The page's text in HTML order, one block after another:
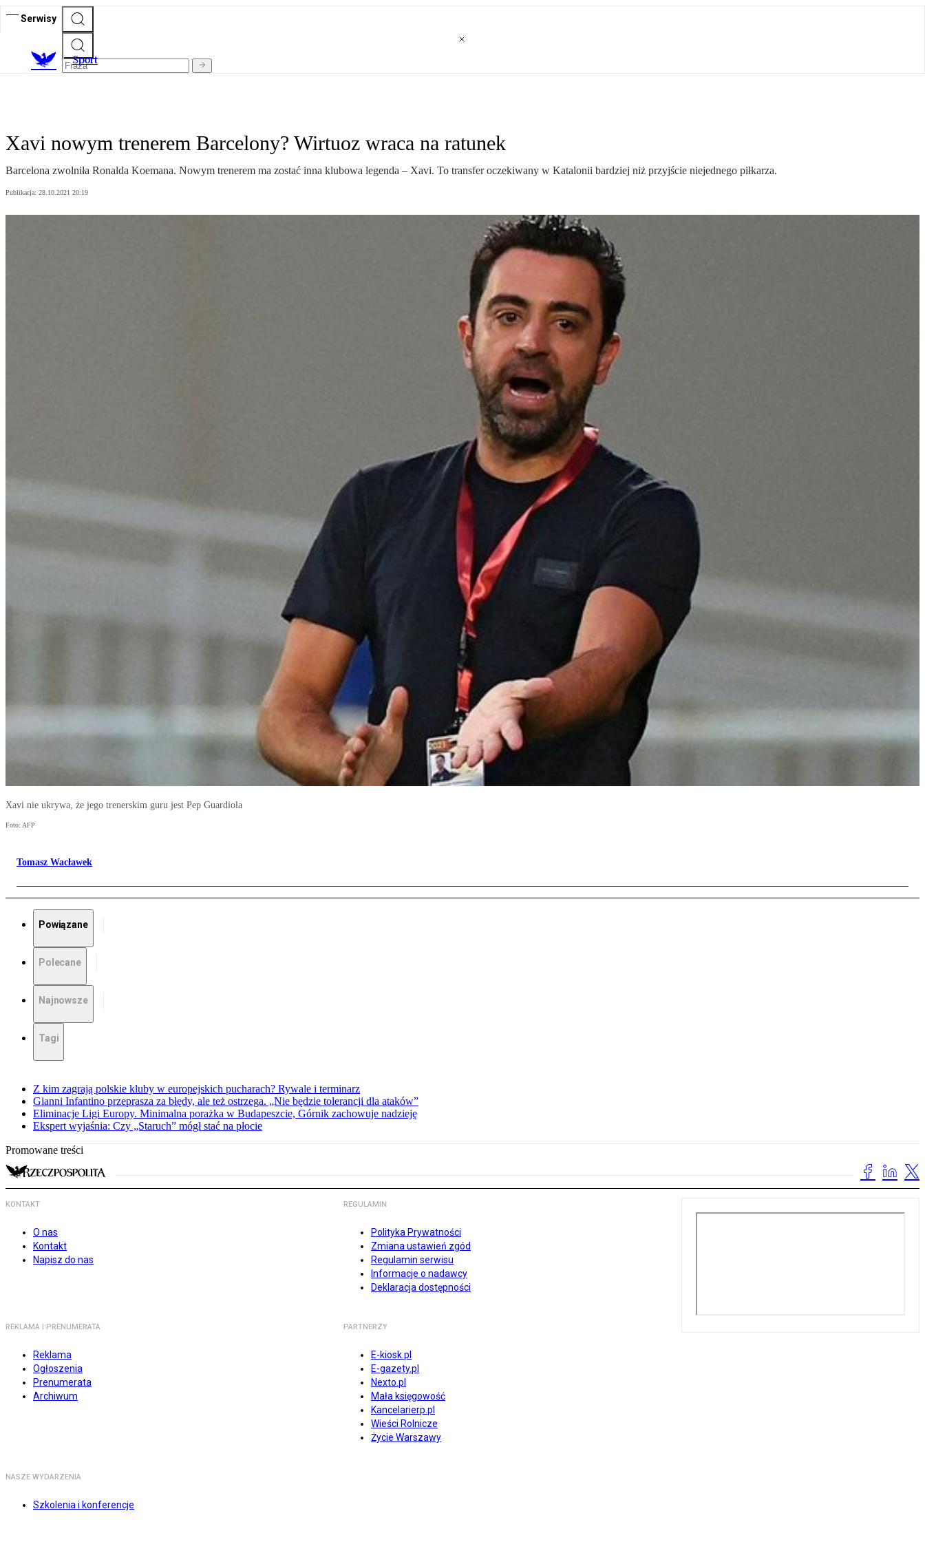
Serwisy
Sport
Xavi nowym trenerem Barcelony? Wirtuoz wraca na ratunek
Barcelona zwolniła Ronalda Koemana. Nowym trenerem ma zostać inna klubowa legenda – Xavi. To transfer oczekiwany w Katalonii bardziej niż przyjście niejednego piłkarza.
Publikacja: 28.10.2021 20:19
Xavi nie ukrywa, że jego trenerskim guru jest Pep Guardiola
Foto: AFP
Tomasz Wacławek
Powiązane
Polecane
Najnowsze
Tagi
Z kim zagrają polskie kluby w europejskich pucharach? Rywale i terminarz
Gianni Infantino przeprasza za błędy, ale też ostrzega. „Nie będzie tolerancji dla ataków”
Eliminacje Ligi Europy. Minimalna porażka w Budapeszcie, Górnik zachowuje nadzieję
Ekspert wyjaśnia: Czy „Staruch” mógł stać na płocie
Promowane treści
KONTAKT
O nas
Kontakt
Napisz do nas
REGULAMIN
Polityka Prywatności
Zmiana ustawień zgód
Regulamin serwisu
Informacje o nadawcy
Deklaracja dostępności
REKLAMA I PRENUMERATA
Reklama
Ogłoszenia
Prenumerata
Archiwum
PARTNERZY
E-kiosk.pl
E-gazety.pl
Nexto.pl
Mała księgowość
Kancelarierp.pl
Wieści Rolnicze
Życie Warszawy
NASZE WYDARZENIA
Szkolenia i konferencje